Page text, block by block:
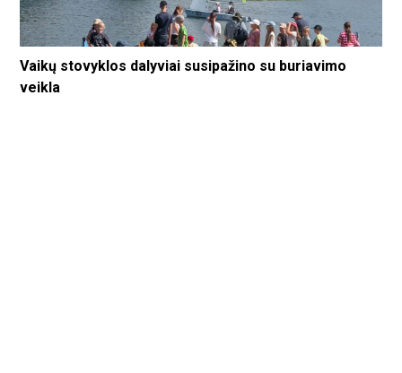
Vaikų stovyklos dalyviai susipažino su buriavimo
veikla